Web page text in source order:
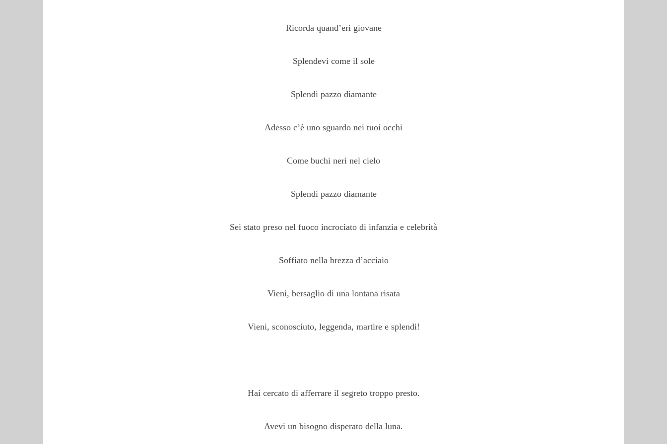
Ricorda quand’eri giovane
Splendevi come il sole
Splendi pazzo diamante
Adesso c’è uno sguardo nei tuoi occhi
Come buchi neri nel cielo
Splendi pazzo diamante
Sei stato preso nel fuoco incrociato di infanzia e celebrità
Soffiato nella brezza d’acciaio
Vieni, bersaglio di una lontana risata
Vieni, sconosciuto, leggenda, martire e splendi!
Hai cercato di afferrare il segreto troppo presto.
Avevi un bisogno disperato della luna.